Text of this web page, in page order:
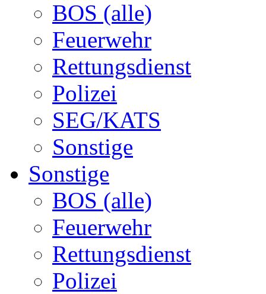
BOS (alle)
Feuerwehr
Rettungsdienst
Polizei
SEG/KATS
Sonstige
Sonstige
BOS (alle)
Feuerwehr
Rettungsdienst
Polizei